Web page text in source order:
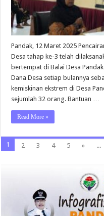
Pandak, 12 Maret 2025
Desa tahap ke-3 telah
bertempat di Balai Desa
Dana Desa setiap bulannya
kemiskinan ekstrem di Desa
sejumlah 32 orang. Bantuan …
Read More »
1 2 3 4 5 » ...